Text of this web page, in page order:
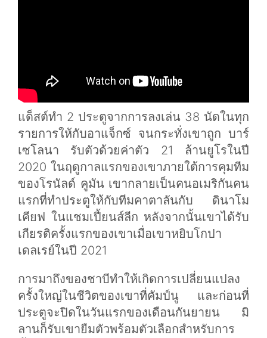
แด็สต์ทำ 2 ประตูจากการลงเล่น 38 นัดในทุก
รายการให้กับอาแจ็กซ์ จนกระทั่งเขาถูก บาร์
เซโลนา รับตัวด้วยค่าตัว 21 ล้านยูโรในปี
2020 ในฤดูกาลแรกของเขาภายใต้การคุมทีม
ของโรนัลด์ คูมัน เขากลายเป็นคนอเมริกันคน
แรกที่ทำประตูให้กับทีมคาตาลันกับ ดินาโม
เคียฟ ในแชมเปี้ยนส์ลีก หลังจากนั้นเขาได้รับ
เกียรติครั้งแรกของเขาเมื่อเขาหยิบโกปา
เดลเรย์ในปี 2021
การมาถึงของชาบีทำให้เกิดการเปลี่ยนแปลง
ครั้งใหญ่ในชีวิตของเขาที่คัมป์นู และก่อนที่
ประตูจะปิดในวันแรกของเดือนกันยายน มิ
ลานก็รับเขายืมตัวพร้อมตัวเลือกสำหรับการ